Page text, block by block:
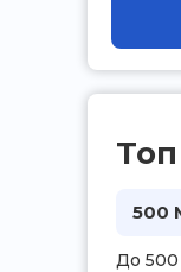
До 500
500